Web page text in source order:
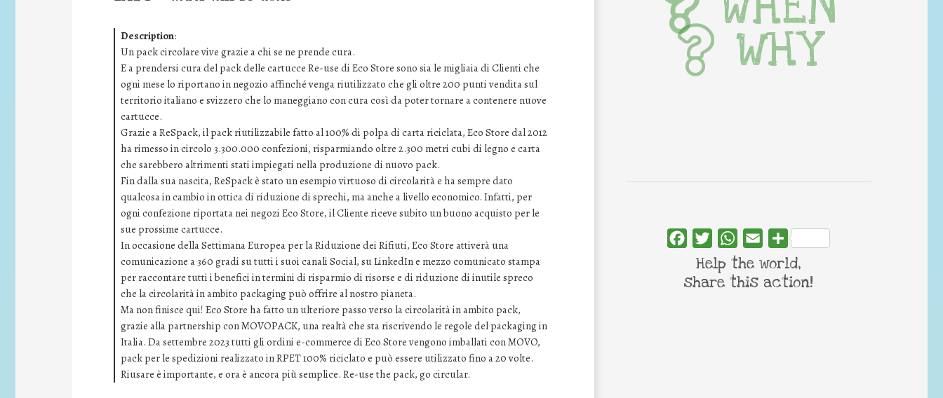
Description:
Un pack circolare vive grazie a chi se ne prende cura.
E a prendersi cura del pack delle cartucce Re-use di Eco Store sono sia le migliaia di Clienti che
ogni mese lo riportano in negozio affinché venga riutilizzato che gli oltre 200 punti vendita sul
territorio italiano e svizzero che lo maneggiano con cura così da poter tornare a contenere nuove
cartucce.
Grazie a ReSpack, il pack riutilizzabile fatto al 100% di polpa di carta riciclata, Eco Store dal 2012
ha rimesso in circolo 3.300.000 confezioni, risparmiando oltre 2.300 metri cubi di legno e carta
che sarebbero altrimenti stati impiegati nella produzione di nuovo pack.
Fin dalla sua nascita, ReSpack è stato un esempio virtuoso di circolarità e ha sempre dato
qualcosa in cambio in ottica di riduzione di sprechi, ma anche a livello economico. Infatti, per
ogni confezione riportata nei negozi Eco Store, il Cliente riceve subito un buono acquisto per le
sue prossime cartucce.
In occasione della Settimana Europea per la Riduzione dei Rifiuti, Eco Store attiverà una
comunicazione a 360 gradi su tutti i suoi canali Social, su LinkedIn e mezzo comunicato stampa
per raccontare tutti i benefici in termini di risparmio di risorse e di riduzione di inutile spreco
che la circolarità in ambito packaging può offrire al nostro pianeta.
Ma non finisce qui! Eco Store ha fatto un ulteriore passo verso la circolarità in ambito pack,
grazie alla partnership con MOVOPACK, una realtà che sta riscrivendo le regole del packaging in
Italia. Da settembre 2023 tutti gli ordini e-commerce di Eco Store vengono imballati con MOVO,
pack per le spedizioni realizzato in RPET 100% riciclato e può essere utilizzato fino a 20 volte.
Riusare è importante, e ora è ancora più semplice. Re-use the pack, go circular.
WHY
FacebookTwitterWhatsApp
Email Share
Help the world,
share this action!